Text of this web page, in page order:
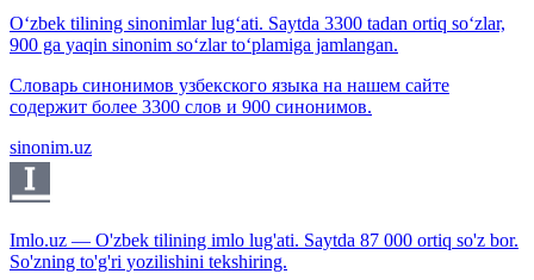
O‘zbek tilining sinonimlar lug‘ati. Saytda 3300 tadan ortiq so‘zlar,
900 ga yaqin sinonim so‘zlar to‘plamiga jamlangan.
Словарь синонимов узбекского языка на нашем сайте
содержит более 3300 слов и 900 синонимов.
sinonim.uz
Imlo.uz — O'zbek tilining imlo lug'ati. Saytda 87 000 ortiq so'z bor.
So'zning to'g'ri yozilishini tekshiring.